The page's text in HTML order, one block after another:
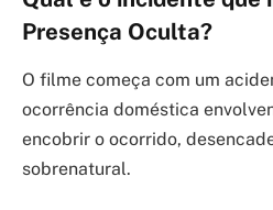
Presença Oculta?
O filme começa com um
ocorrência doméstica
encobrir o ocorrido,
sobrenatural.